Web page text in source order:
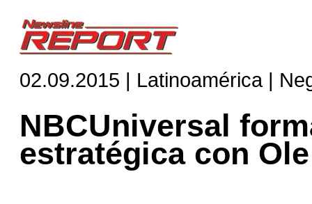
02.09.2015 | Latinoamérica |
NBCUniversal
estratégica con